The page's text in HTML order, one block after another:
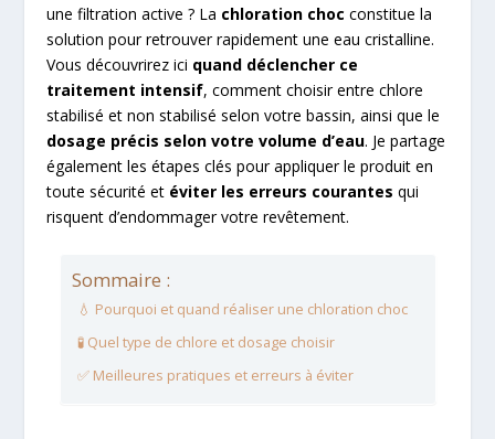
une filtration active ? La chloration choc constitue la
solution pour retrouver rapidement une eau cristalline.
Vous découvrirez ici quand déclencher ce
traitement intensif, comment choisir entre chlore
stabilisé et non stabilisé selon votre bassin, ainsi que le
dosage précis selon votre volume d’eau. Je partage
également les étapes clés pour appliquer le produit en
toute sécurité et éviter les erreurs courantes qui
risquent d’endommager votre revêtement.
Sommaire :
💧 Pourquoi et quand réaliser une chloration choc
🧪 Quel type de chlore et dosage choisir
✅ Meilleures pratiques et erreurs à éviter